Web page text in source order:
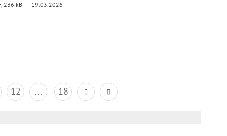
236 kB 19.03.2026
12 ... 18